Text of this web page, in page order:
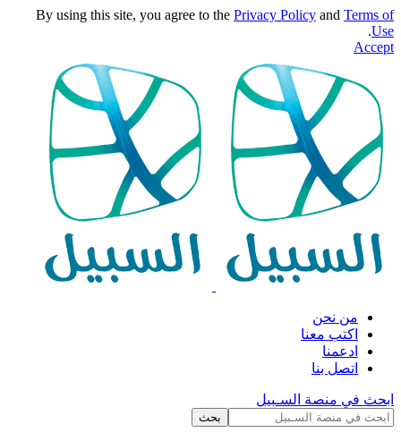
By using this site, you agree to the Privacy Policy and Terms of
Use
.
Accept
من نحن
اكتب معنا
ادعمنا
اتصل بنا
ابحث في منصة السـبيل